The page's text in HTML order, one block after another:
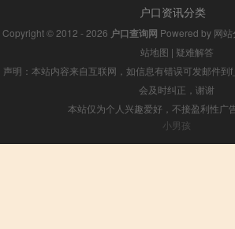
户口资讯分类
Copyright © 2012 - 2026 户口查询网 Powered by 网
站地图 | 疑难解答
声明：本站内容来自互联网，如信息有错误可发邮件
会及时纠正，谢谢
本站仅为个人兴趣爱好，不接盈利性广
小男孩